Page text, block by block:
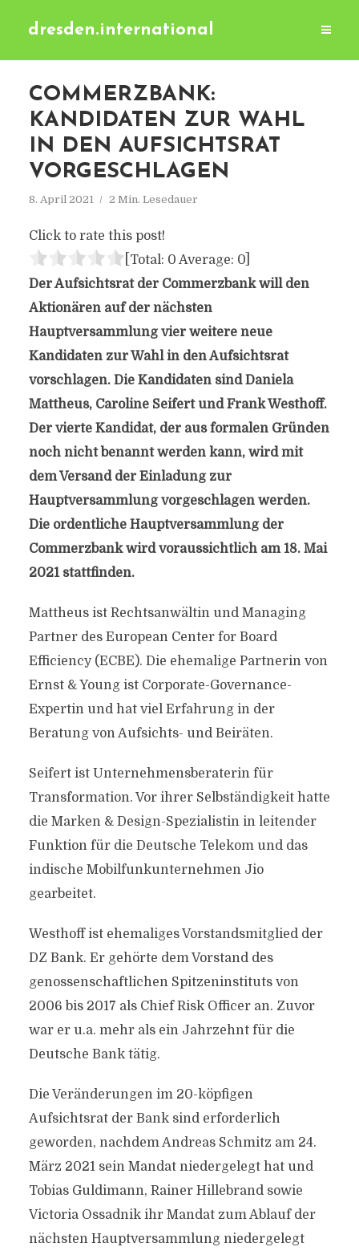
dresden.international
COMMERZBANK:
KANDIDATEN ZUR WAHL
IN DEN AUFSICHTSRAT
VORGESCHLAGEN
8. April 2021 2 Min. Lesedauer
Click to rate this post!
[Total: 0 Average: 0]
Der Aufsichtsrat der Commerzbank will den
Aktionären auf der nächsten
Hauptversammlung vier weitere neue
Kandidaten zur Wahl in den Aufsichtsrat
vorschlagen. Die Kandidaten sind Daniela
Mattheus, Caroline Seifert und Frank Westhoff.
Der vierte Kandidat, der aus formalen Gründen
noch nicht benannt werden kann, wird mit
dem Versand der Einladung zur
Hauptversammlung vorgeschlagen werden.
Die ordentliche Hauptversammlung der
Commerzbank wird voraussichtlich am 18. Mai
2021 stattfinden.
Mattheus ist Rechtsanwältin und Managing
Partner des European Center for Board
Efficiency (ECBE). Die ehemalige Partnerin von
Ernst & Young ist Corporate-Governance-
Expertin und hat viel Erfahrung in der
Beratung von Aufsichts- und Beiräten.
Seifert ist Unternehmensberaterin für
Transformation. Vor ihrer Selbständigkeit hatte
die Marken & Design-Spezialistin in leitender
Funktion für die Deutsche Telekom und das
indische Mobilfunkunternehmen Jio
gearbeitet.
Westhoff ist ehemaliges Vorstandsmitglied der
DZ Bank. Er gehörte dem Vorstand des
genossenschaftlichen Spitzeninstituts von
2006 bis 2017 als Chief Risk Officer an. Zuvor
war er u.a. mehr als ein Jahrzehnt für die
Deutsche Bank tätig.
Die Veränderungen im 20-köpfigen
Aufsichtsrat der Bank sind erforderlich
geworden, nachdem Andreas Schmitz am 24.
März 2021 sein Mandat niedergelegt hat und
Tobias Guldimann, Rainer Hillebrand sowie
Victoria Ossadnik ihr Mandat zum Ablauf der
nächsten Hauptversammlung niedergelegt